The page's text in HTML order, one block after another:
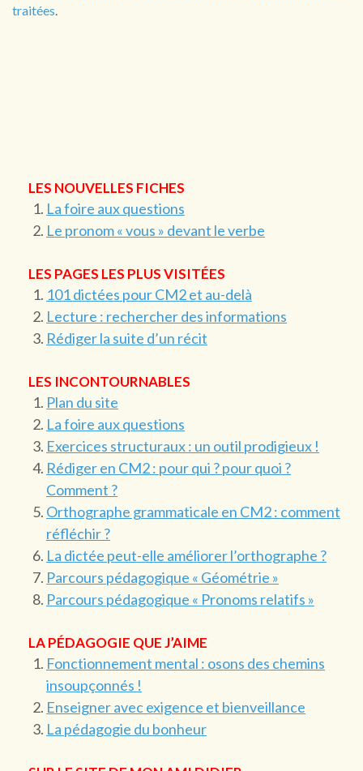
traitées
LES NOUVELLES FICHES
La foire aux questions
Le pronom « vous » devant le verbe
LES PAGES LES PLUS VISITÉES
101 dictées pour CM2 et au-delà
Lecture : rechercher des informations
Rédiger la suite d’un récit
LES INCONTOURNABLES
Plan du site
La foire aux questions
Exercices structuraux : un outil prodigieux !
Rédiger en CM2 : pour qui ? pour quoi ?
Comment ?
Orthographe grammaticale en CM2 : comment
réfléchir ?
La dictée peut-elle améliorer l’orthographe ?
Parcours pédagogique « Géométrie »
Parcours pédagogique « Pronoms relatifs »
LA PÉDAGOGIE QUE J’AIME
Fonctionnement mental : osons des chemins
insoupçonnés !
Enseigner avec exigence et bienveillance
La pédagogie du bonheur